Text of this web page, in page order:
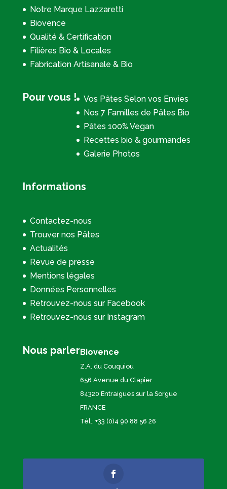
Notre Marque Lazzaretti
Biovence
Qualité & Certification
Filières Bio & Locales
Fabrication Artisanale & Bio
Pour vous !
Vos Pâtes Selon vos Envies
Nos 7 Familles de Pâtes Bio
Pâtes 100% Vegan
Recettes bio & gourmandes
Galerie Photos
Informations
Contactez-nous
Trouver nos Pâtes
Actualités
Revue de presse
Mentions légales
Données Personnelles
Retrouvez-nous sur Facebook
Retrouvez-nous sur Instagram
Nous parlerBiovence
Z.A. du Couquiou
656 Avenue du Clapier
84320 Entraigues sur la Sorgue
FRANCE
Tél.: +33 (0)4 90 88 56 26